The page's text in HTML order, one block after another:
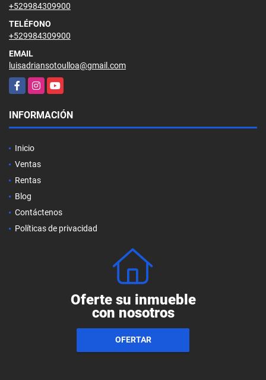
+529984309900
TELÉFONO
+529984309900
EMAIL
luisadriansotoulloa@gmail.com
FacebookInstagramYouTube
INFORMACIÓN
Inicio
Ventas
Rentas
Blog
Contáctenos
Políticas de privacidad
Oferte su inmueble
con nosotros
OFERTAR